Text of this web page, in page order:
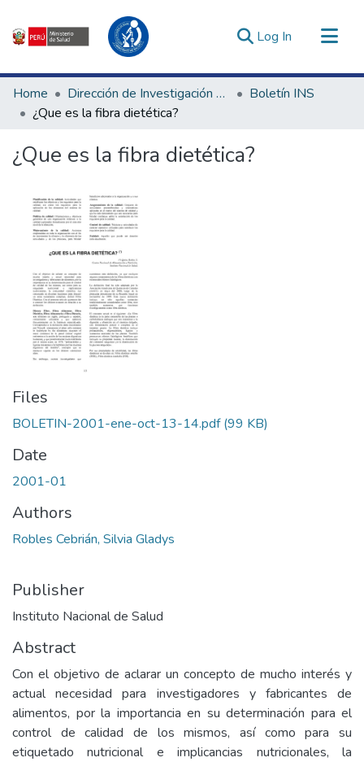
Log In (current)
Communities & Collections
All of DSpace
Estadísticas Externas
Home Dirección de Investigación e Innovación en Salud
Boletín INS
¿Que es la fibra dietética?
¿Que es la fibra dietética?
Files
BOLETIN-2001-ene-oct-13-14.pdf(99 KB)
Date
2001-01
Authors
Robles Cebrián, Silvia Gladys
Publisher
Instituto Nacional de Salud
Abstract
Con el objetivo de aclarar un concepto de mucho interés y
actual necesidad para investigadores y fabricantes de
alimentos, por la importancia en su determinación para el
control de calidad de los mismos, así como para su
etiquetado nutricional e implicancias nutricionales, la